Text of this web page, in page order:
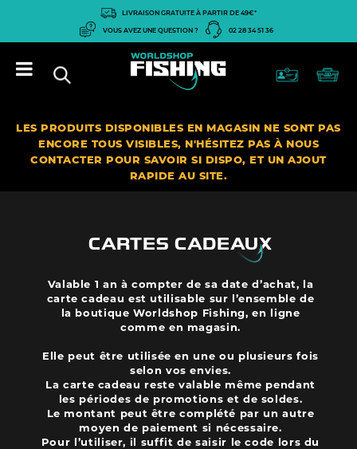
Panneau de gestion des cookies
LIVRAISON GRATUITE À PARTIR DE 49€*
VOUS AVEZ UNE QUESTION ? 02 28 34 51 36
LES PRODUITS DISPONIBLES EN MAGASIN NE SONT PAS
ENCORE TOUS VISIBLES, N'HÉSITEZ PAS À NOUS
CONTACTER POUR SAVOIR SI DISPO, ET UN AJOUT
RAPIDE AU SITE.
CARTES CADEAUX
Valable 1 an à compter de sa date d’achat, la
carte cadeau est utilisable sur l’ensemble de
la boutique Worldshop Fishing, en ligne
comme en magasin.
Elle peut être utilisée en une ou plusieurs fois
selon vos envies.
La carte cadeau reste valable même pendant
les périodes de promotions et de soldes.
Le montant peut être complété par un autre
moyen de paiement si nécessaire.
Pour l’utiliser, il suffit de saisir le code lors du